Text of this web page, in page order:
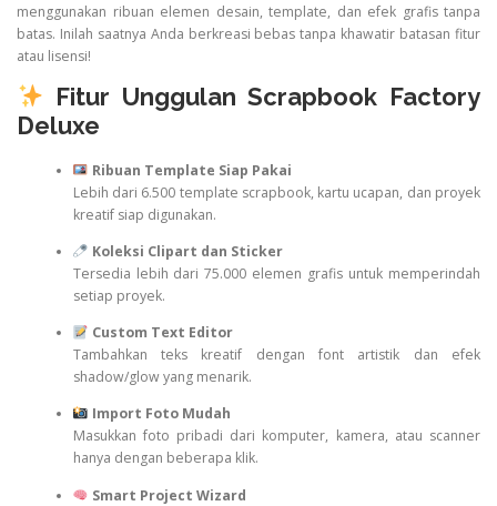
menggunakan ribuan elemen desain, template, dan efek grafis tanpa
batas. Inilah saatnya Anda berkreasi bebas tanpa khawatir batasan fitur
atau lisensi!
Fitur Unggulan Scrapbook Factory
Deluxe
Ribuan Template Siap Pakai
Lebih dari 6.500 template scrapbook, kartu ucapan, dan proyek
kreatif siap digunakan.
Koleksi Clipart dan Sticker
Tersedia lebih dari 75.000 elemen grafis untuk memperindah
setiap proyek.
Custom Text Editor
Tambahkan teks kreatif dengan font artistik dan efek
shadow/glow yang menarik.
Import Foto Mudah
Masukkan foto pribadi dari komputer, kamera, atau scanner
hanya dengan beberapa klik.
Smart Project Wizard